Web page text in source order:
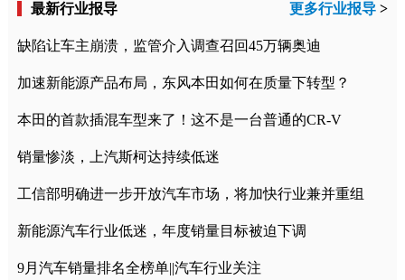
最新行业报导 更多行业报导 >
缺陷让车主崩溃，监管介入调查召回45万辆奥迪
加速新能源产品布局，东风本田如何在质量下转型？
本田的首款插混车型来了！这不是一台普通的CR-V
销量惨淡，上汽斯柯达持续低迷
工信部明确进一步开放汽车市场，将加快行业兼并重组
新能源汽车行业低迷，年度销量目标被迫下调
9月汽车销量排名全榜单||汽车行业关注